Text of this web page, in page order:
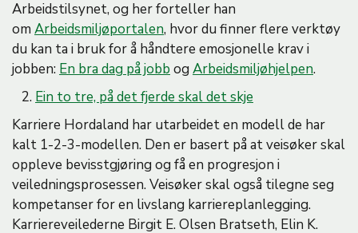
Arbeidstilsynet, og her forteller han
om Arbeidsmiljøportalen, hvor du finner flere verktøy
du kan ta i bruk for å håndtere emosjonelle krav i
jobben: En bra dag på jobb og Arbeidsmiljøhjelpen.
2. Ein to tre, på det fjerde skal det skje
Karriere Hordaland har utarbeidet en modell de har
kalt 1-2-3-modellen. Den er basert på at veisøker skal
oppleve bevisstgjøring og få en progresjon i
veiledningsprosessen. Veisøker skal også tilegne seg
kompetanser for en livslang karriereplanlegging.
Karriereveilederne Birgit E. Olsen Bratseth, Elin K.